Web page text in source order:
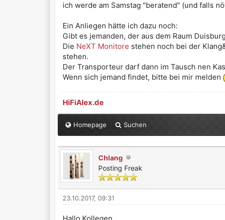
ich werde am Samstag "beratend" (und falls
Ein Anliegen hätte ich dazu noch:
Gibt es jemanden, der aus dem Raum
Die NeXT Monitore stehen noch bei der
stehen.
Der Transporteur darf dann im Tausch nen
Wenn sich jemand findet, bitte bei mir melden
HiFiAlex.de
Homepage Suchen
Chlang
Posting Freak
23.10.2017, 09:31